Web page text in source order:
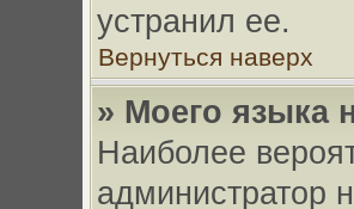
устранил ее.
Вернуться наверх
» Моего языка
Наиболее
администратор